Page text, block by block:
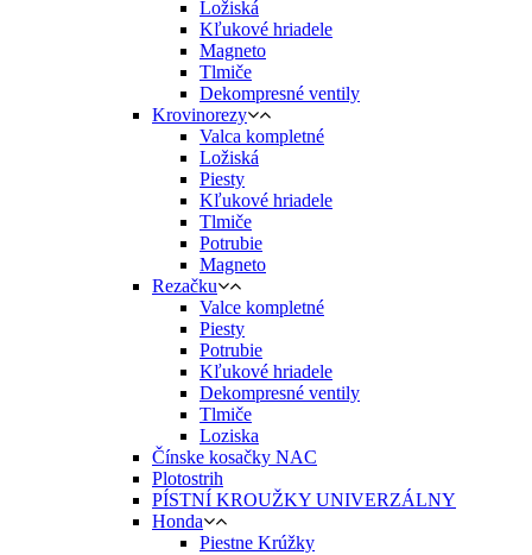
Ložiská
Kľukové hriadele
Magneto
Tlmiče
Dekompresné ventily
Krovinorezy
Valca kompletné
Ložiská
Piesty
Kľukové hriadele
Tlmiče
Potrubie
Magneto
Rezačku
Valce kompletné
Piesty
Potrubie
Kľukové hriadele
Dekompresné ventily
Tlmiče
Loziska
Čínske kosačky NAC
Plotostrih
PÍSTNÍ KROUŽKY UNIVERZÁLNY
Honda
Piestne Krúžky